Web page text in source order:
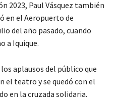
2023, Paul Vásquez también
en el Aeropuerto de
del año pasado, cuando
a Iquique.
aplausos del público que
el teatro y se quedó con el
en la cruzada solidaria.